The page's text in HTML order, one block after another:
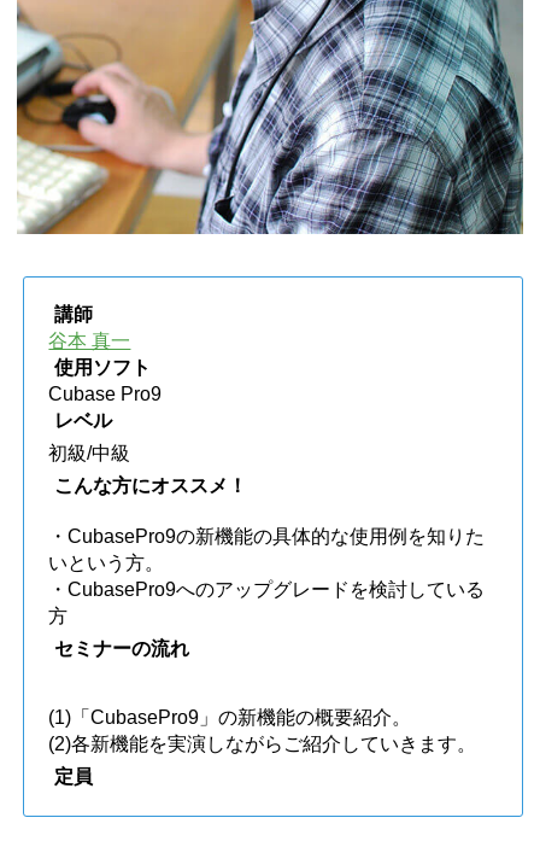
講師
谷本 真一
使用ソフト
Cubase Pro9
レベル
初級/中級
こんな方にオススメ！
・CubasePro9の新機能の具体的な使用例を知りた
いという方。
・CubasePro9へのアップグレードを検討している
方
セミナーの流れ
(1)「CubasePro9」の新機能の概要紹介。
(2)各新機能を実演しながらご紹介していきます。
定員